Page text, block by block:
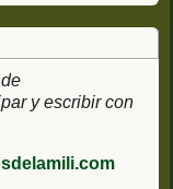
y escribir con